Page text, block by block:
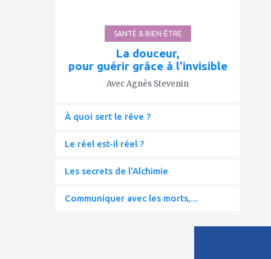
SANTÉ & BIEN-ÊTRE
La douceur,
pour guérir grâce à l'invisible
Avec Agnès Stevenin
À quoi sert le rêve ?
Le réel est-il réel ?
Les secrets de l'Alchimie
Communiquer avec les morts,...